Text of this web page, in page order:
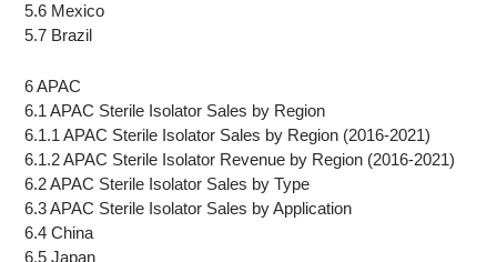
5.6 Mexico
5.7 Brazil
6 APAC
6.1 APAC Sterile Isolator Sales by Region
6.1.1 APAC Sterile Isolator Sales by Region (2016-2021)
6.1.2 APAC Sterile Isolator Revenue by Region (2016-2021)
6.2 APAC Sterile Isolator Sales by Type
6.3 APAC Sterile Isolator Sales by Application
6.4 China
6.5 Japan